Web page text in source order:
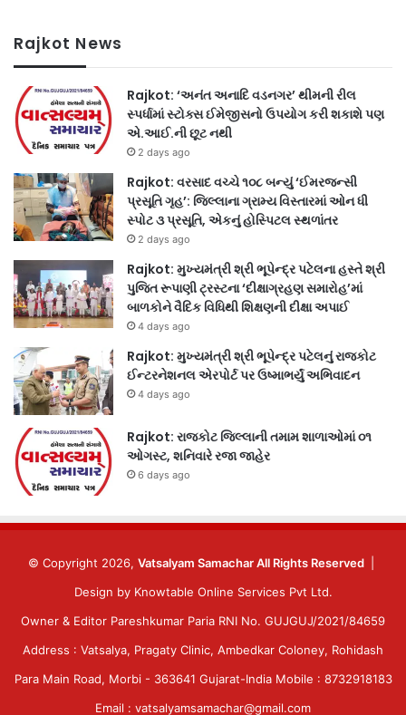
Rajkot News
Rajkot: ‘અનંત અનાદિ વડનગર’ થીમની રીલ
સ્પર્ધામાં સ્ટોક્સ ઈમેજીસનો ઉપયોગ કરી શકાશે પણ
એ.આઈ.ની છૂટ નથી
2 days ago
Rajkot: વરસાદ વચ્ચે ૧૦૮ બન્યું ‘ઈમરજન્સી
પ્રસૂતિ ગૃહ’: જિલ્લાના ગ્રામ્ય વિસ્તારમાં ઓન ધી
સ્પોટ ૩ પ્રસૂતિ, એકનું હોસ્પિટલ સ્થળાંતર
2 days ago
Rajkot: મુખ્યમંત્રી શ્રી ભૂપેન્દ્ર પટેલના હસ્તે શ્રી
પુજિત રૂપાણી ટ્રસ્ટના ‘દીક્ષાગ્રહણ સમારોહ’માં
બાળકોને વૈદિક વિધિથી શિક્ષણની દીક્ષા અપાઈ
4 days ago
Rajkot: મુખ્યમંત્રી શ્રી ભૂપેન્દ્ર પટેલનું રાજકોટ
ઈન્ટરનેશનલ એરપોર્ટ પર ઉષ્માભર્યું અભિવાદન
4 days ago
Rajkot: રાજકોટ જિલ્લાની તમામ શાળાઓમાં ૦૧
ઓગસ્ટ, શનિવારે રજા જાહેર
6 days ago
© Copyright 2026, Vatsalyam Samachar All Rights Reserved
Design by Knowtable Online Services Pvt Ltd.
Owner & Editor Pareshkumar Paria RNI No. GUJGUJ/2021/84659
Address : Vatsalya, Pragaty Clinic, Ambedkar Coloney, Rohidash
Para Main Road, Morbi - 363641 Gujarat-India Mobile : 8732918183
Email : vatsalyamsamachar@gmail.com